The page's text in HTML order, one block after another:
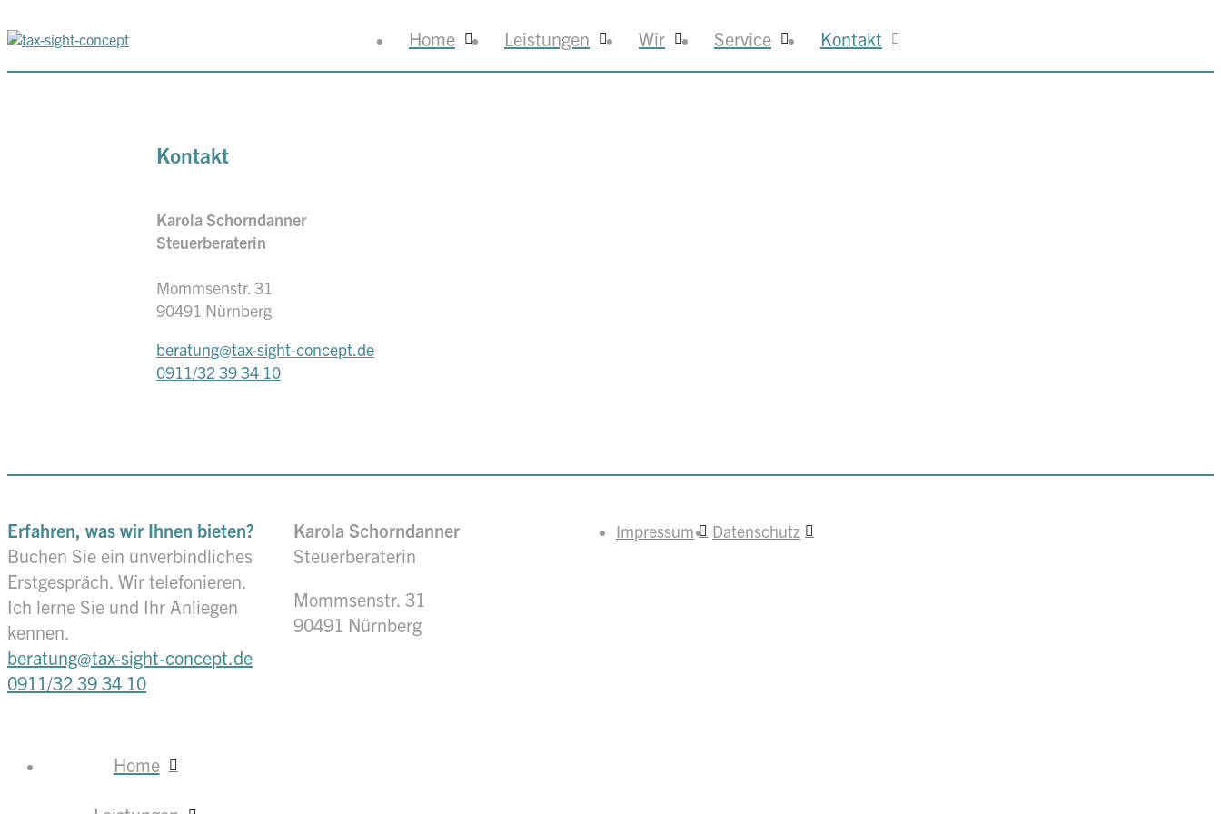
Home Leistungen Wir Service Kontakt
Kontakt
Karola Schorndanner
Steuerberaterin
Mommsenstr. 31
90491 Nürnberg
beratung@tax-sight-concept.de
0911/32 39 34 10
Erfahren, was wir Ihnen bieten?
Buchen Sie ein unverbindliches
Erstgespräch. Wir telefonieren.
Ich lerne Sie und Ihr Anliegen
kennen.
beratung@tax-sight-concept.de
0911/32 39 34 10
Karola Schorndanner
Steuerberaterin
Mommsenstr. 31
90491 Nürnberg
Impressum Datenschutz
Home